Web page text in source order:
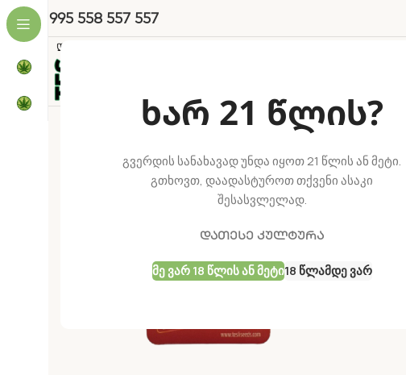
ხარ 21 წლის?
გვერდის სანახავად უნდა იყოთ 21 წლის ან მეტი.
გთხოვთ, დაადასტუროთ თქვენი ასაკი
შესასვლელად.
დათესე კულტურა
Მე Ვარ 18 Წლის Ან Მეტი18 Წლამდე Ვარ
+995 558 557 557